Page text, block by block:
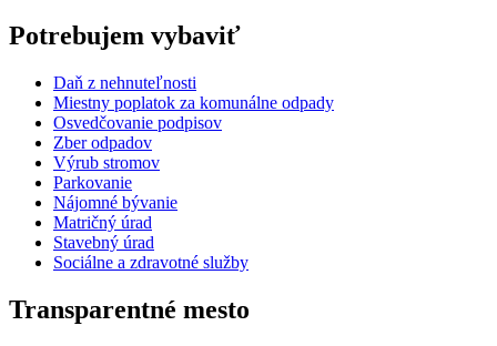
Potrebujem vybaviť
Daň z nehnuteľnosti
Miestny poplatok za komunálne odpady
Osvedčovanie podpisov
Zber odpadov
Výrub stromov
Parkovanie
Nájomné bývanie
Matričný úrad
Stavebný úrad
Sociálne a zdravotné služby
Transparentné mesto